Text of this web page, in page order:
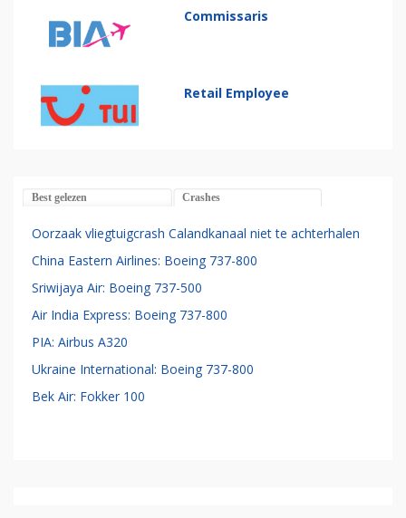
Commissaris
Retail Employee
Best gelezen Crashes
Oorzaak vliegtuigcrash Calandkanaal niet te achterhalen
China Eastern Airlines: Boeing 737-800
Sriwijaya Air: Boeing 737-500
Air India Express: Boeing 737-800
PIA: Airbus A320
Ukraine International: Boeing 737-800
Bek Air: Fokker 100